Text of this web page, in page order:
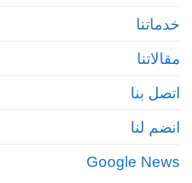
خدماتنا
مقالاتنا
اتصل بنا
انضم لنا
Google News